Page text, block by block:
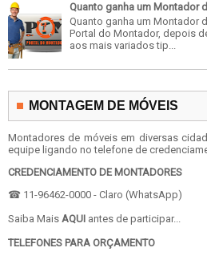
Quanto ganha um Montador
Quanto ganha um Montador
Portal do Montador, depois
aos mais variados tip...
MONTAGEM DE MÓVEIS
Montadores de móveis em diversas
equipe ligando no telefone de
CREDENCIAMENTO DE MONTADORES
☎ 11-96462-0000 - Claro (WhatsApp)
Saiba Mais AQUI antes de participar...
TELEFONES PARA ORÇAMENTO